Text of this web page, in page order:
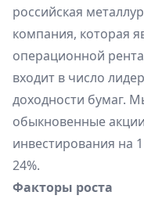
российская
компания, которая
операционной
входит в число
доходности бумаг.
обыкновенные
инвестирования на
24%.
Факторы роста